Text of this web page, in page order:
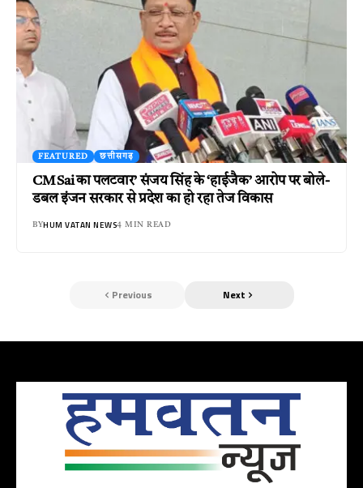
FEATURED छत्तीसगढ़
CM Sai का पलटवार’ संजय सिंह के ‘हाईजैक’ आरोप पर बोले-
डबल इंजन सरकार से प्रदेश का हो रहा तेज विकास
BYHUM VATAN NEWS4 MIN READ
Previous Next